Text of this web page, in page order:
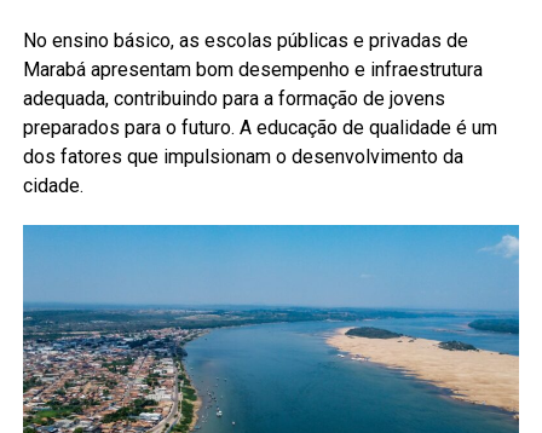
No ensino básico, as escolas públicas e privadas de
Marabá apresentam bom desempenho e infraestrutura
adequada, contribuindo para a formação de jovens
preparados para o futuro. A educação de qualidade é um
dos fatores que impulsionam o desenvolvimento da
cidade.